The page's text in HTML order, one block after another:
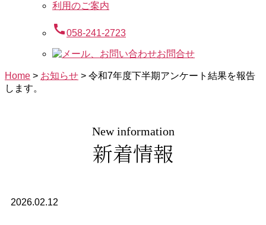
利用のご案内
call058-241-2723
お問合せ
Home > お知らせ > 令和7年度下半期アンケート結果を報告
します。
New information
新着情報
2026.02.12